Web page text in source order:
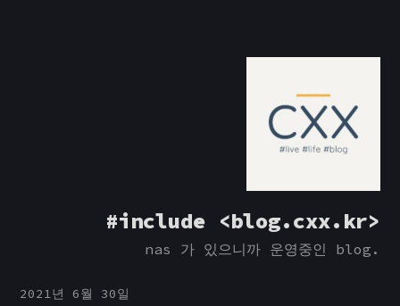
#include <blog.cxx.kr>
nas 가 있으니까 운영중인 blog.
2021년 6월 30일